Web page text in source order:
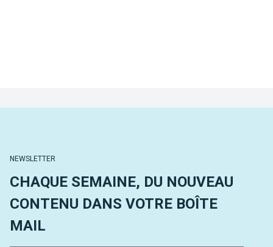
NEWSLETTER
CHAQUE SEMAINE, DU NOUVEAU
CONTENU DANS VOTRE BOÎTE
MAIL